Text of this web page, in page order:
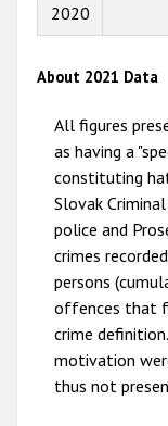
2020
About 2021 Data
All figures
as having a
constituting
Slovak
police and
crimes
persons
offences that
crime
motivation
thus not